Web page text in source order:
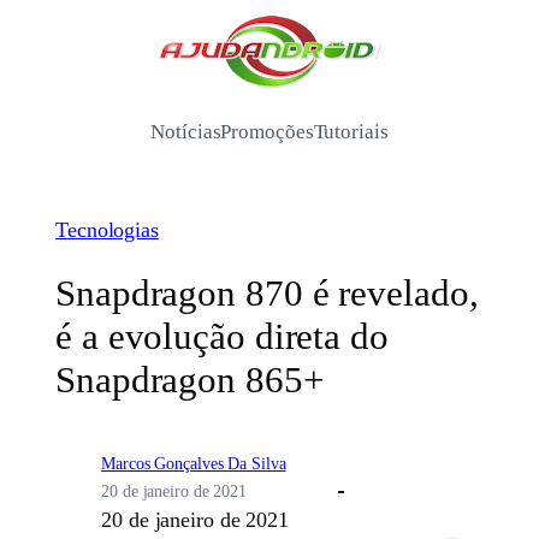
/
NotíciasPromoçõesTutoriais
Tecnologias
Snapdragon 870 é revelado,
é a evolução direta do
Snapdragon 865+
Marcos Gonçalves Da Silva
20 de janeiro de 2021
20 de janeiro de 2021